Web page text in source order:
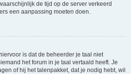
de tijd op de server verkeerd
een aanpassing moeten doen.
is dat de beheerder je taal niet
het forum in je taal vertaald heeft. Je
of hij het talenpakket, dat je nodig hebt, wil